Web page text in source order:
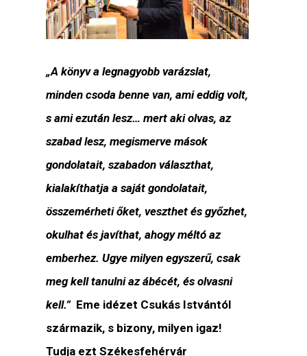
„A könyv a legnagyobb varázslat,
minden csoda benne van, ami eddig volt,
s ami ezután lesz… mert aki olvas, az
szabad lesz, megismerve mások
gondolatait, szabadon választhat,
kialakíthatja a saját gondolatait,
összemérheti őket, veszthet és győzhet,
okulhat és javíthat, ahogy méltó az
emberhez. Ugye milyen egyszerű, csak
meg kell tanulni az ábécét, és olvasni
kell.”Eme idézet Csukás Istvántól
származik, s bizony, milyen igaz!
Tudja ezt Székesfehérvár